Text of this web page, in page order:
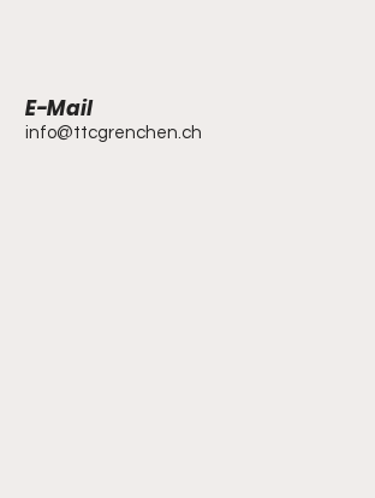
E-Mail
info@ttcgrenchen.ch